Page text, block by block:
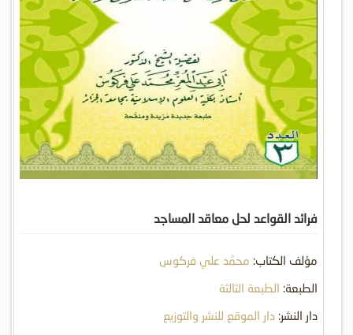
فرائد القواعد لحل معاقد المساجد
مؤلف الكتاب: محمَّد علي فركوس
الطبعة: الطبعة الثالثة
دار النشر: دار الموقع للنشر والتوزيع